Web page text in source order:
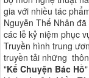
gia với nhiều tác
Nguyễn Thế Nhân
các lễ kỷ niệm phục
Truyền hình trung
truyền tải những
"Kể Chuyện Bác Hồ